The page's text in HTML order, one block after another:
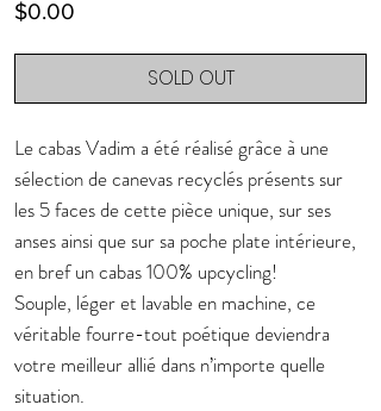
$0.00
SOLD OUT
Le cabas Vadim a été réalisé grâce à une
sélection de canevas recyclés présents sur
les 5 faces de cette pièce unique, sur ses
anses ainsi que sur sa poche plate intérieure,
en bref un cabas 100% upcycling!
Souple, léger et lavable en machine, ce
véritable fourre-tout poétique deviendra
votre meilleur allié dans n’importe quelle
situation.